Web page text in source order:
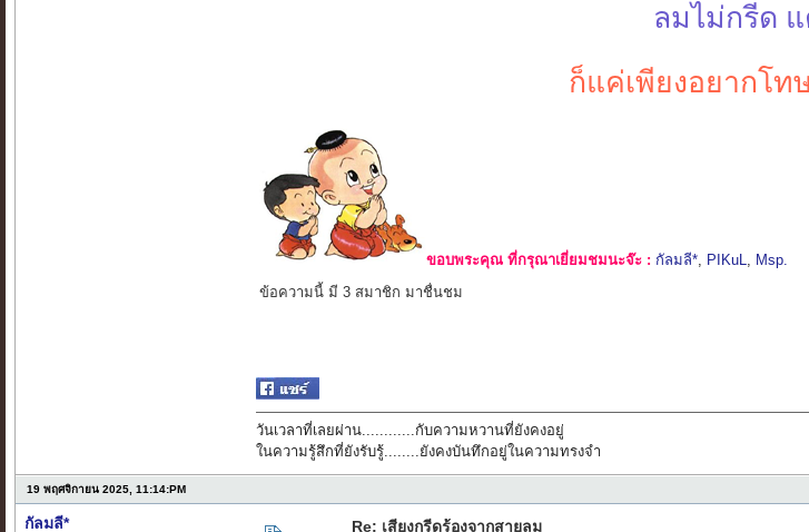
ลมไม่กรีด แ
ก็แค่เพียงอยากโท
ขอบพระคุณ ที่กรุณาเยี่ยมชมนะจ๊ะ : กัลมลี*, PIKuL, Msp.
ข้อความนี้ มี 3 สมาชิก มาชื่นชม
วันเวลาที่เลยผ่าน............กับความหวานที่ยังคงอยู่
ในความรู้สึกที่ยังรับรู้........ยังคงบันทึกอยู่ในความทรงจำ
19 พฤศจิกายน 2025, 11:14:PM
กัลมลี* Re: เสียงกรีดร้องจากสายลม